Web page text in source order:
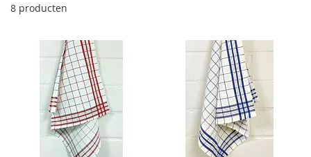
8 producten